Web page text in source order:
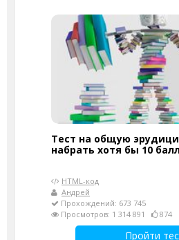
Тест на общую
набрать хотя бы 10
HTML-код
Андрей
Прохождений: 673 745
Просмотров: 1 314 891
874
Пройти